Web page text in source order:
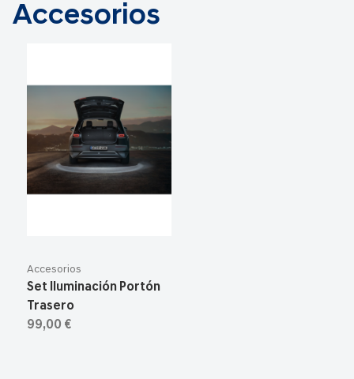
Accesorios
Accesorios
Set Iluminación Portón
Trasero
99,00 €